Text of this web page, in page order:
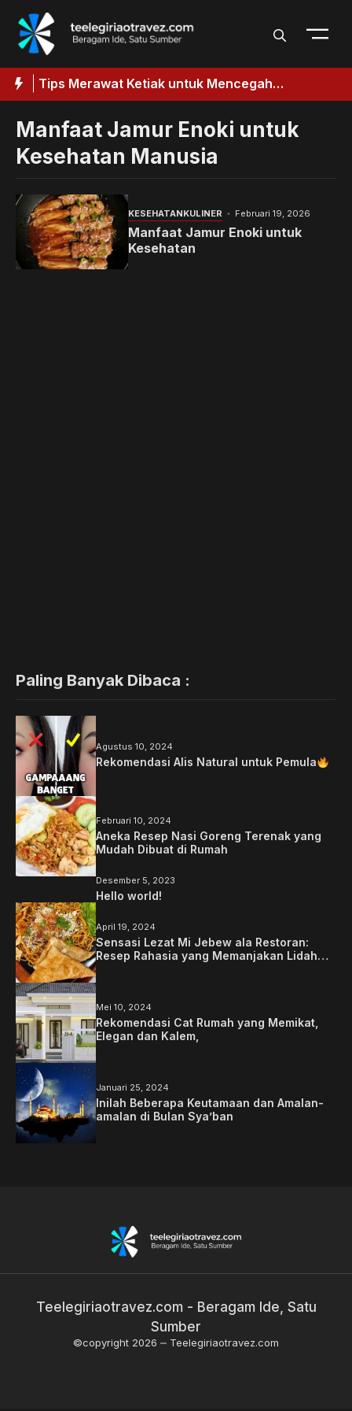
Langsung
Tips Merawat Ketiak untuk Mencegah
Penggelapan
Manfaat Jamur Enoki untuk
Kesehatan Manusia
KESEHATANKULINER Februari 19, 2026
Manfaat Jamur Enoki untuk
Kesehatan
Paling Banyak Dibaca :
Agustus 10, 2024
Rekomendasi Alis Natural untuk Pemula
Februari 10, 2024
Aneka Resep Nasi Goreng Terenak yang
Mudah Dibuat di Rumah
Desember 5, 2023
Hello world!
April 19, 2024
Sensasi Lezat Mi Jebew ala Restoran:
Resep Rahasia yang Memanjakan Lidah
Mei 10, 2024
Rekomendasi Cat Rumah yang Memikat,
Elegan dan Kalem,
Januari 25, 2024
Inilah Beberapa Keutamaan dan Amalan-
amalan di Bulan Sya’ban
Teelegiriaotravez.com - Beragam Ide, Satu
Sumber
©copyright 2026 Teelegiriaotravez.com